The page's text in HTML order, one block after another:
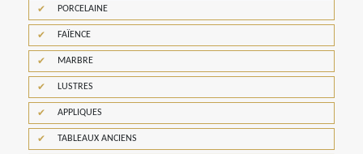
PORCELAINE
FAÏENCE
MARBRE
LUSTRES
APPLIQUES
TABLEAUX ANCIENS